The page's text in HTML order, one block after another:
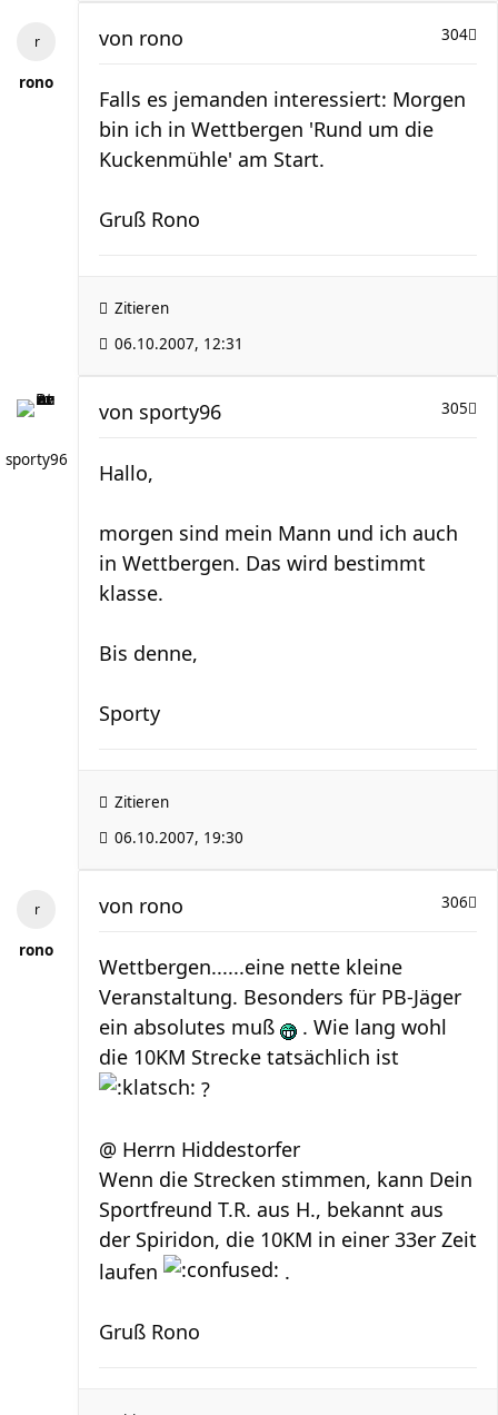
rono
304
von rono
Falls es jemanden interessiert: Morgen
bin ich in Wettbergen 'Rund um die
Kuckenmühle' am Start.
Gruß Rono
Zitieren
06.10.2007, 12:31
sporty96
305
von sporty96
Hallo,
morgen sind mein Mann und ich auch
in Wettbergen. Das wird bestimmt
klasse.
Bis denne,
Sporty
Zitieren
06.10.2007, 19:30
rono
306
von rono
Wettbergen......eine nette kleine
Veranstaltung. Besonders für PB-Jäger
ein absolutes muß
. Wie lang wohl
die 10KM Strecke tatsächlich ist
?
@ Herrn Hiddestorfer
Wenn die Strecken stimmen, kann Dein
Sportfreund T.R. aus H., bekannt aus
der Spiridon, die 10KM in einer 33er Zeit
laufen
.
Gruß Rono